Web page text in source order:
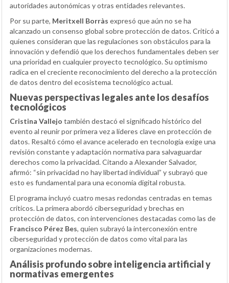
autoridades autonómicas y otras entidades relevantes.
Por su parte, Meritxell Borràs expresó que aún no se ha
alcanzado un consenso global sobre protección de datos. Criticó a
quienes consideran que las regulaciones son obstáculos para la
innovación y defendió que los derechos fundamentales deben ser
una prioridad en cualquier proyecto tecnológico. Su optimismo
radica en el creciente reconocimiento del derecho a la protección
de datos dentro del ecosistema tecnológico actual.
Nuevas perspectivas legales ante los desafíos
tecnológicos
Cristina Vallejo también destacó el significado histórico del
evento al reunir por primera vez a líderes clave en protección de
datos. Resaltó cómo el avance acelerado en tecnología exige una
revisión constante y adaptación normativa para salvaguardar
derechos como la privacidad. Citando a Alexander Salvador,
afirmó: “sin privacidad no hay libertad individual” y subrayó que
esto es fundamental para una economía digital robusta.
El programa incluyó cuatro mesas redondas centradas en temas
críticos. La primera abordó ciberseguridad y brechas en
protección de datos, con intervenciones destacadas como las de
Francisco Pérez Bes, quien subrayó la interconexión entre
ciberseguridad y protección de datos como vital para las
organizaciones modernas.
Análisis profundo sobre inteligencia artificial y
normativas emergentes